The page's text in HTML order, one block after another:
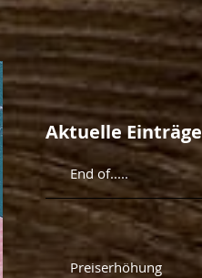
Aktuelle Einträge
End of.....
Preiserhöhung